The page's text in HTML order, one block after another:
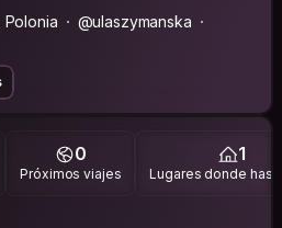
@ulaszymanska
0
Próximos viajes
1
Lugares donde has